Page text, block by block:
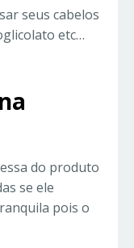
seus cabelos
etc…
do produto
se ele
pois o